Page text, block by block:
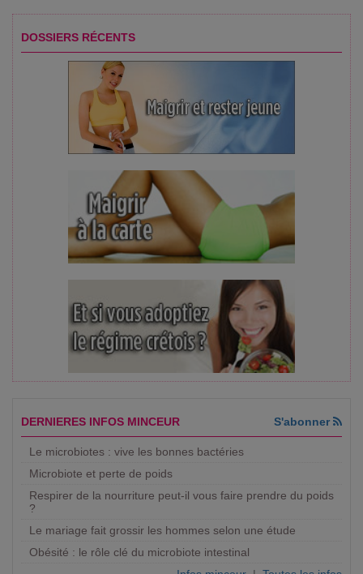
DOSSIERS RÉCENTS
DERNIERES INFOS MINCEUR S'abonner
Le microbiotes : vive les bonnes bactéries
Microbiote et perte de poids
Respirer de la nourriture peut-il vous faire prendre du poids
?
Le mariage fait grossir les hommes selon une étude
Obésité : le rôle clé du microbiote intestinal